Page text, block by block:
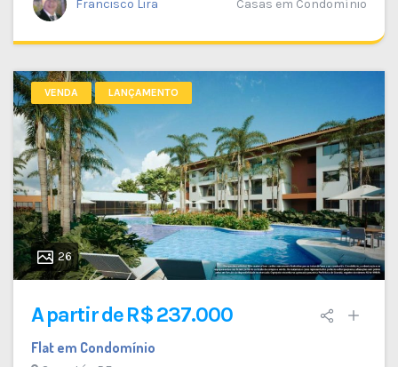
Francisco Lira Casas em Condomínio
VENDA LANÇAMENTO
26
A partir de R$ 237.000
Flat em Condomínio